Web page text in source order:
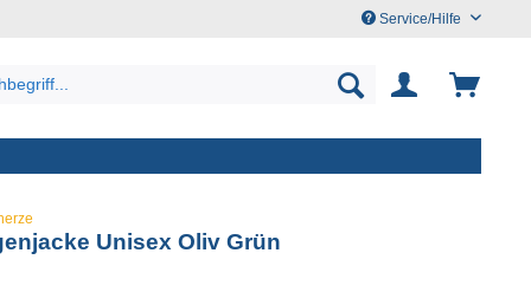
Service/Hilfe
Unisex Oliv Grün